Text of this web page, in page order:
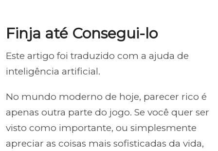
Finja até Consegui-lo
Este artigo foi traduzido com a ajuda de
inteligência artificial.
No mundo moderno de hoje, parecer rico é
apenas outra parte do jogo. Se você quer ser
visto como importante, ou simplesmente
apreciar as coisas mais sofisticadas da vida,